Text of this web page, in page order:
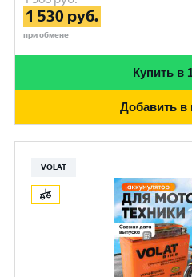
1 530 руб.
при обмене
Купить в
Добавить в
VOLAT